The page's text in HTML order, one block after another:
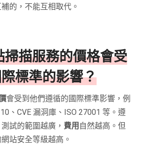
的，不能互相取代。
掃描服務的價格會受
標準的影響？
會受到他們遵循的國際標準影響，例
、CVE 漏洞庫、ISO 27001 等。遵
試的範圍越廣， 費用 自然越高。但
站安全等級越高。